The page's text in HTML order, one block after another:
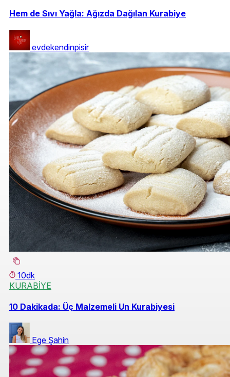
Hem de Sıvı Yağla: Ağızda Dağılan Kurabiye
evdekendinpisir
10dk
KURABİYE
10 Dakikada: Üç Malzemeli Un Kurabiyesi
Ege Şahin